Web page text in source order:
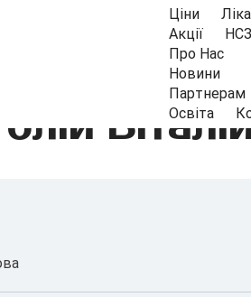
Ціни
Акції
Про Нас
Новини
Партнерам
Освіта